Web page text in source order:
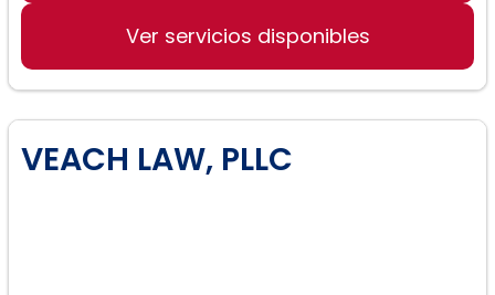
Manutención de los hijos.
Custodia del niño.
Dependencia y Negligencia/DCS.
Ver servicios disponibles
VEACH LAW, PLLC